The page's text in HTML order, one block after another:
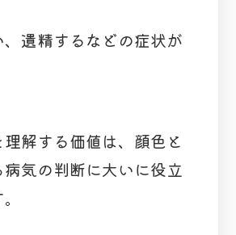
遺精するなどの症状が
解する価値は、顔色と
気の判断に大いに役立